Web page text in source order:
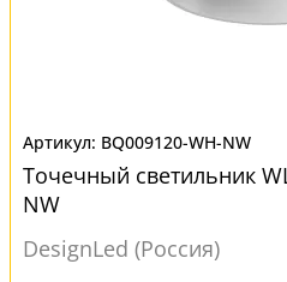
BQ009120-WH-NW
Точечный светильник
NW
DesignLed (Россия)